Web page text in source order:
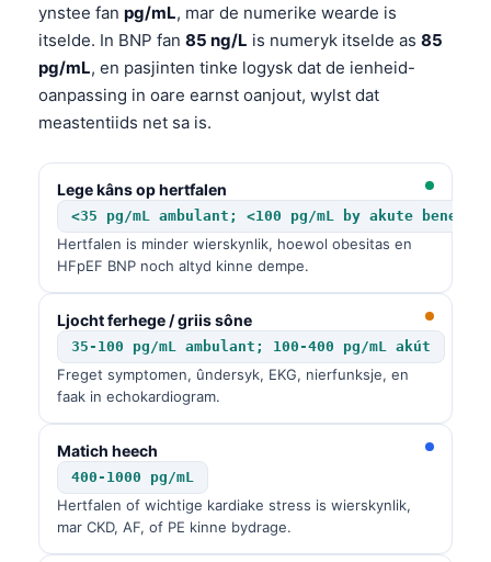
ynstee fan pg/mL, mar de numerike wearde is
itselde. In BNP fan 85 ng/L is numeryk itselde as 85
pg/mL, en pasjinten tinke logysk dat de ienheid-
oanpassing in oare earnst oanjout, wylst dat
meastentiids net sa is.
Lege kâns op hertfalen
<35 pg/mL ambulant; <100 pg/mL by akute
Hertfalen is minder wierskynlik, hoewol obesitas en
HFpEF BNP noch altyd kinne dempe.
Ljocht ferhege / griis sône
35-100 pg/mL ambulant; 100-400 pg/mL akút
Freget symptomen, ûndersyk, EKG, nierfunksje, en
faak in echokardiogram.
Matich heech
400-1000 pg/mL
Hertfalen of wichtige kardiake stress is wierskynlik,
mar CKD, AF, of PE kinne bydrage.